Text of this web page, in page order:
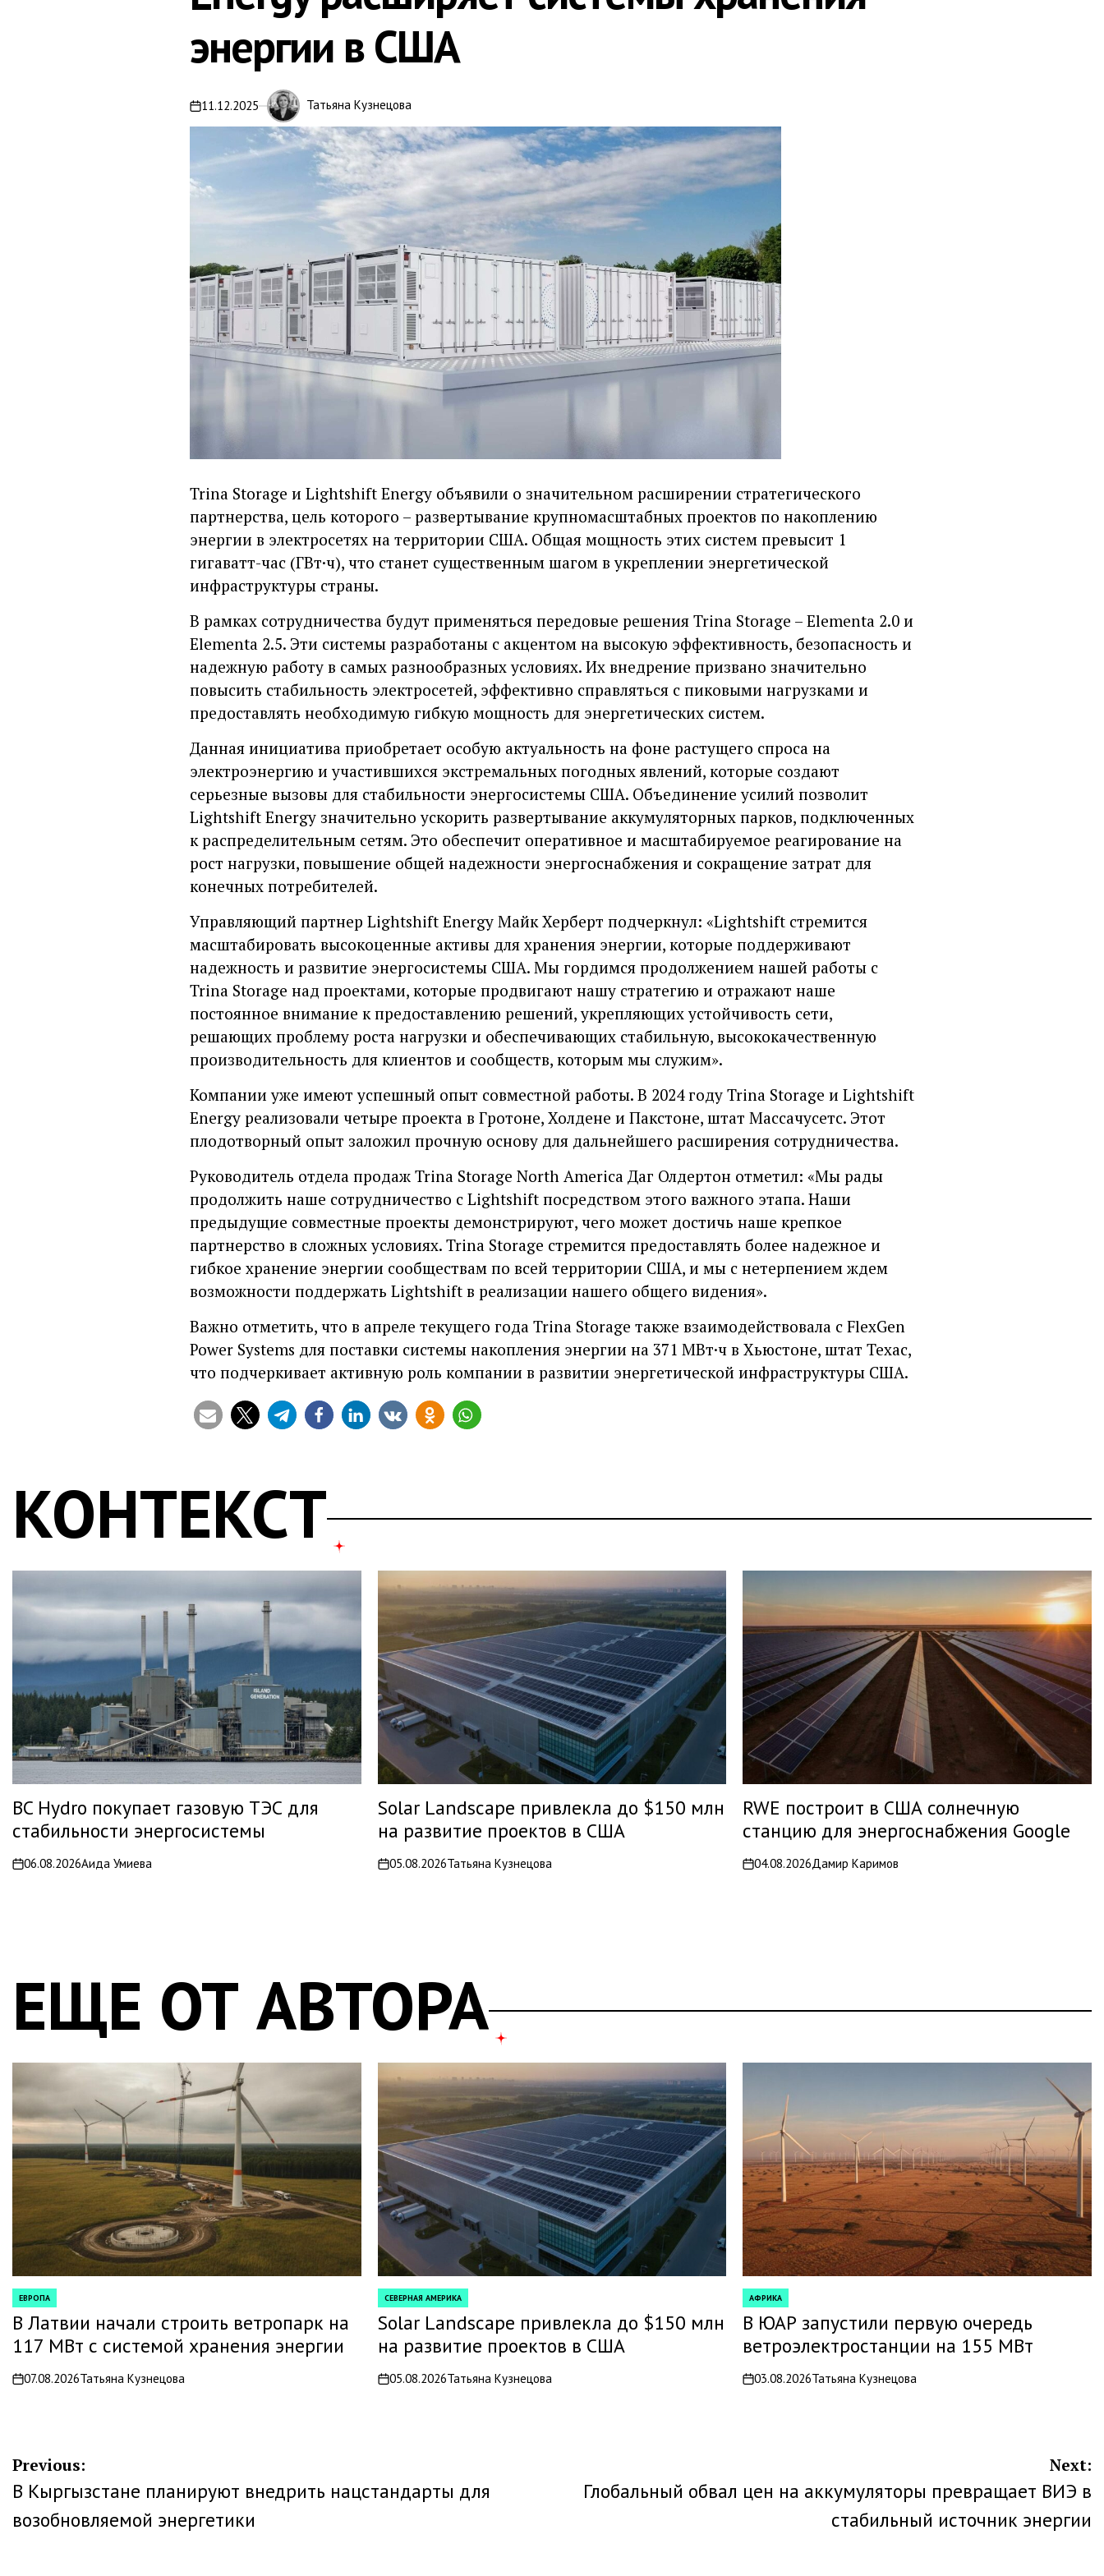
энергии в США
on11.12.2025 Татьяна Кузнецова
Trina Storage и Lightshift Energy объявили о значительном расширении стратегического
партнерства, цель которого – развертывание крупномасштабных проектов по накоплению
энергии в электросетях на территории США. Общая мощность этих систем превысит 1
гигаватт-час (ГВт·ч), что станет существенным шагом в укреплении энергетической
инфраструктуры страны.
В рамках сотрудничества будут применяться передовые решения Trina Storage – Elementa 2.0 и
Elementa 2.5. Эти системы разработаны с акцентом на высокую эффективность, безопасность и
надежную работу в самых разнообразных условиях. Их внедрение призвано значительно
повысить стабильность электросетей, эффективно справляться с пиковыми нагрузками и
предоставлять необходимую гибкую мощность для энергетических систем.
Данная инициатива приобретает особую актуальность на фоне растущего спроса на
электроэнергию и участившихся экстремальных погодных явлений, которые создают
серьезные вызовы для стабильности энергосистемы США. Объединение усилий позволит
Lightshift Energy значительно ускорить развертывание аккумуляторных парков, подключенных
к распределительным сетям. Это обеспечит оперативное и масштабируемое реагирование на
рост нагрузки, повышение общей надежности энергоснабжения и сокращение затрат для
конечных потребителей.
Управляющий партнер Lightshift Energy Майк Херберт подчеркнул: «Lightshift стремится
масштабировать высокоценные активы для хранения энергии, которые поддерживают
надежность и развитие энергосистемы США. Мы гордимся продолжением нашей работы с
Trina Storage над проектами, которые продвигают нашу стратегию и отражают наше
постоянное внимание к предоставлению решений, укрепляющих устойчивость сети,
решающих проблему роста нагрузки и обеспечивающих стабильную, высококачественную
производительность для клиентов и сообществ, которым мы служим».
Компании уже имеют успешный опыт совместной работы. В 2024 году Trina Storage и Lightshift
Energy реализовали четыре проекта в Гротоне, Холдене и Пакстоне, штат Массачусетс. Этот
плодотворный опыт заложил прочную основу для дальнейшего расширения сотрудничества.
Руководитель отдела продаж Trina Storage North America Даг Олдертон отметил: «Мы рады
продолжить наше сотрудничество с Lightshift посредством этого важного этапа. Наши
предыдущие совместные проекты демонстрируют, чего может достичь наше крепкое
партнерство в сложных условиях. Trina Storage стремится предоставлять более надежное и
гибкое хранение энергии сообществам по всей территории США, и мы с нетерпением ждем
возможности поддержать Lightshift в реализации нашего общего видения».
Важно отметить, что в апреле текущего года Trina Storage также взаимодействовала с FlexGen
Power Systems для поставки системы накопления энергии на 371 МВт·ч в Хьюстоне, штат Техас,
что подчеркивает активную роль компании в развитии энергетической инфраструктуры США.
КОНТЕКСТ
BC Hydro покупает газовую ТЭС для
стабильности энергосистемы
on06.08.2026Аида Умиева
Solar Landscape привлекла до $150 млн
на развитие проектов в США
on05.08.2026Татьяна Кузнецова
RWE построит в США солнечную
станцию для энергоснабжения Google
on04.08.2026Дамир Каримов
ЕЩЕ ОТ АВТОРА
POSTED
IN
ЕВРОПА
В Латвии начали строить ветропарк на
117 МВт с системой хранения энергии
on07.08.2026Татьяна Кузнецова
POSTED
IN
СЕВЕРНАЯ АМЕРИКА
Solar Landscape привлекла до $150 млн
на развитие проектов в США
on05.08.2026Татьяна Кузнецова
POSTED
IN
АФРИКА
В ЮАР запустили первую очередь
ветроэлектростанции на 155 МВт
on03.08.2026Татьяна Кузнецова
Навигация
по
Previous:
В Кыргызстане планируют внедрить нацстандарты для
возобновляемой энергетики
Next:
Глобальный обвал цен на аккумуляторы превращает ВИЭ в
стабильный источник энергии